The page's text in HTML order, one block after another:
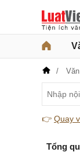
👉 Quay
Tổng